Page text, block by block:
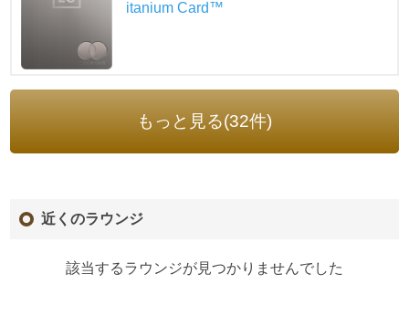
itanium Card™
もっと見る(32件)
近くのラウンジ
該当するラウンジが見つかりませんでした